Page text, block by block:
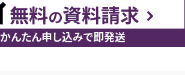
無料の資料請求
かんたん申し込みで即発送